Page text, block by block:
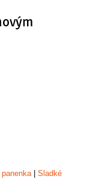
| Sladké